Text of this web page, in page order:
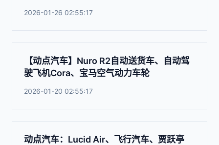
2026-01-26 02:55:17
【动点汽车】Nuro R2自动送货车、自动驾
驶飞机Cora、宝马空气动力车轮
2026-01-20 02:55:17
动点汽车：Lucid Air、飞行汽车、贾跃亭